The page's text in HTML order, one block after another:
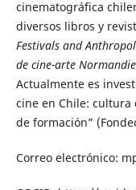
cinematográfica
diversos libros y
Festivals and
de cine-arte
Actualmente es
cine en Chile: cultura
de formación”
Correo electrónico: